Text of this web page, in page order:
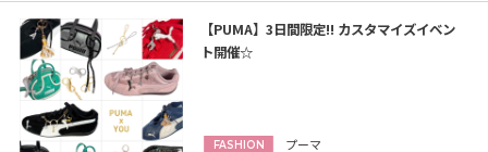
【PUMA】3日間限定!! カスタマイズイベン
ト開催☆
FASHION プーマ